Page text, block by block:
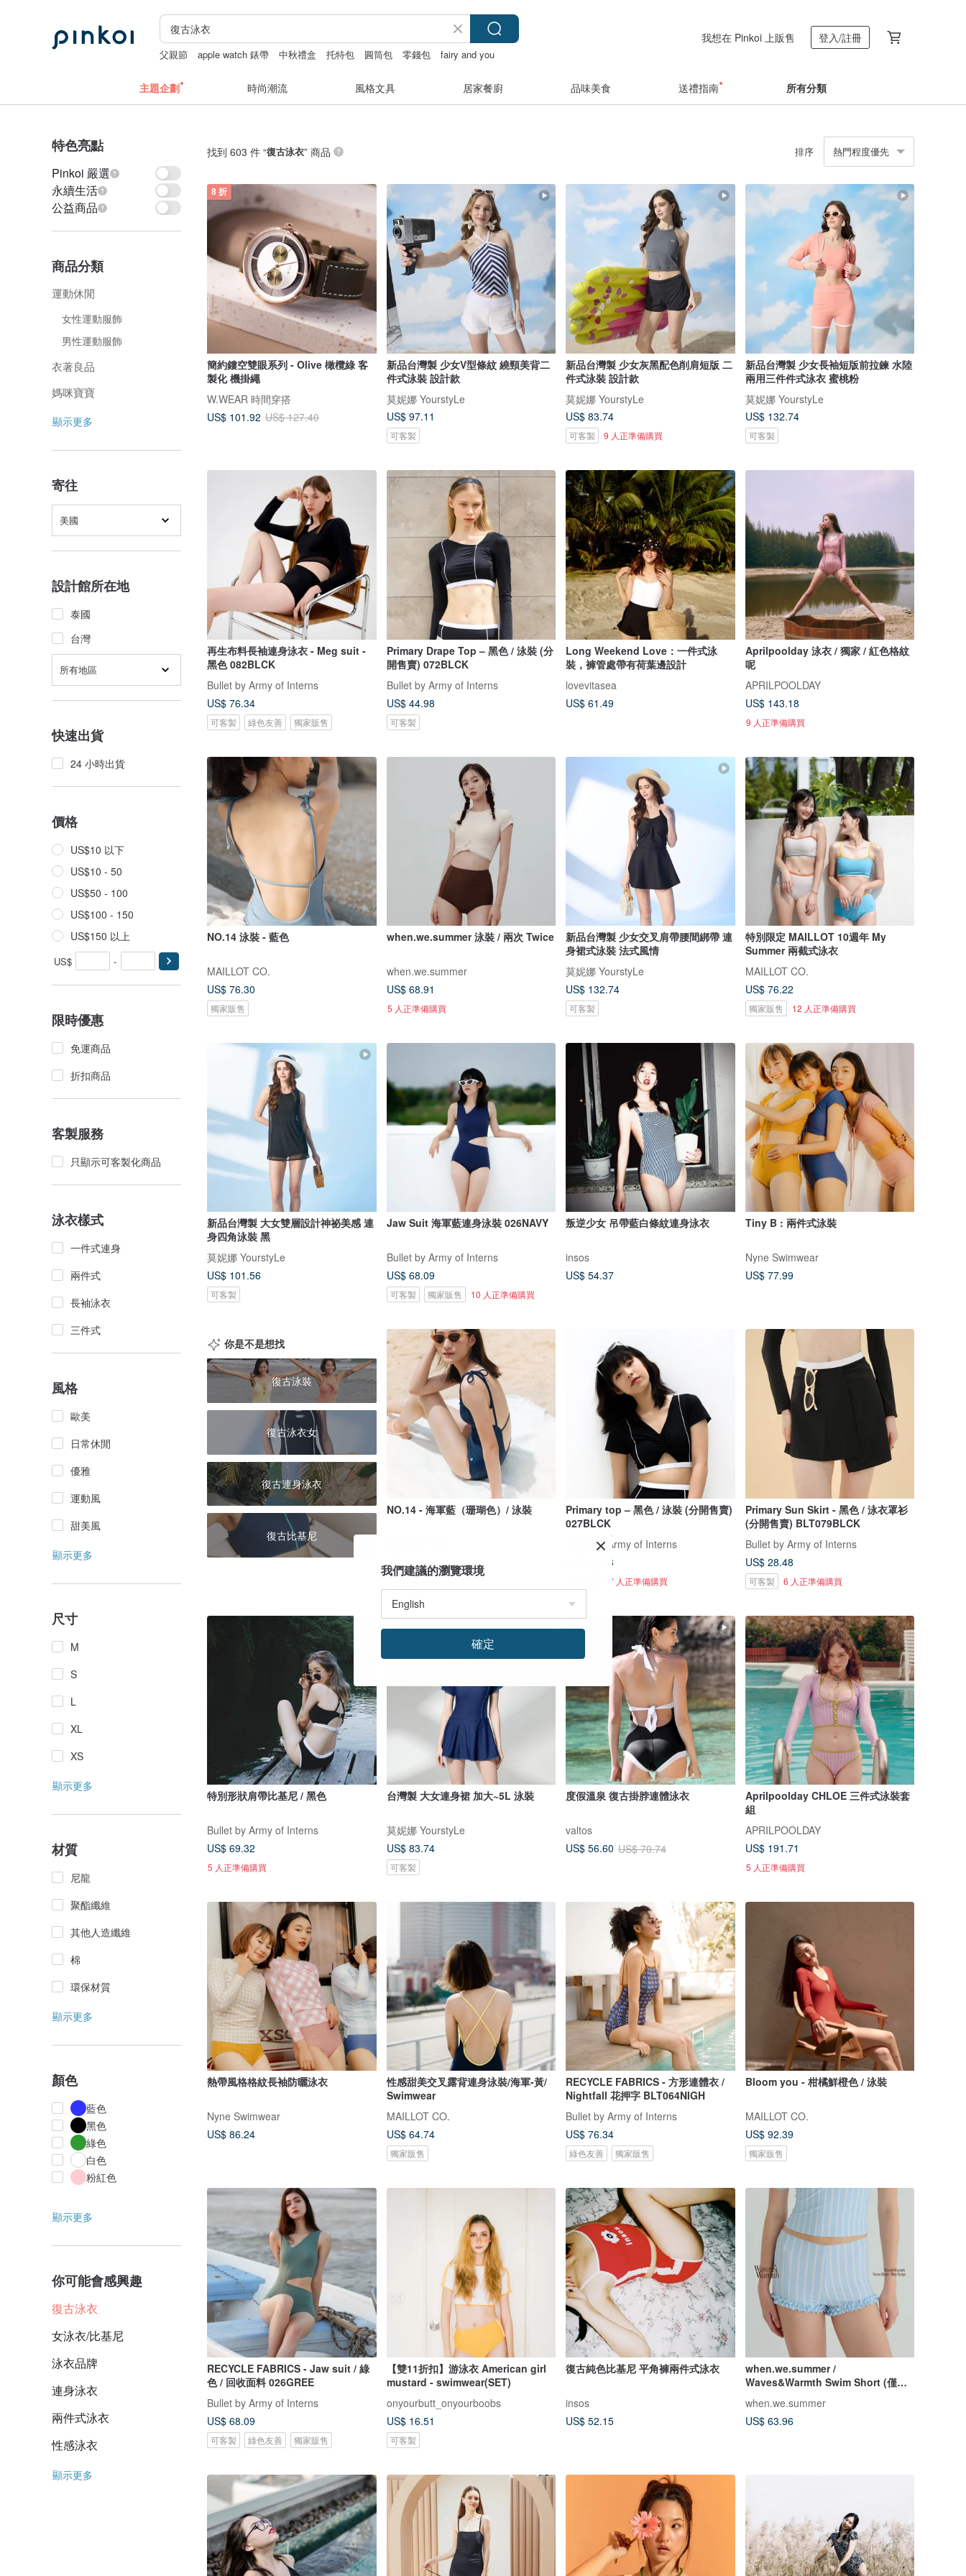
父親節 apple watch 錶帶 中秋禮盒 托特包 圓筒包 零錢包
fairy and you
我想在 Pinkoi 上販售 登入/註冊
主題企劃 時尚潮流 風格文具 居家餐廚 品味美食 送禮指南 所有分類
特色亮點
Pinkoi 嚴選
永續生活
公益商品
商品分類
運動休閒
女性運動服飾
男性運動服飾
衣著良品
媽咪寶寶
顯示更多
寄往
美國
設計館所在地
泰國
台灣
所有地區
快速出貨
24 小時出貨
價格
US$10 以下
US$10 - 50
US$50 - 100
US$100 - 150
US$150 以上
US$ -
限時優惠
免運商品
折扣商品
客製服務
只顯示可客製化商品
泳衣樣式
一件式連身
兩件式
長袖泳衣
三件式
風格
歐美
日常休閒
優雅
運動風
甜美風
顯示更多
尺寸
M
S
L
XL
XS
顯示更多
材質
尼龍
聚酯纖維
其他人造纖維
棉
環保材質
顯示更多
顏色
藍色
黑色
綠色
白色
粉紅色
顯示更多
你可能會感興趣
復古泳衣
女泳衣/比基尼
泳衣品牌
連身泳衣
兩件式泳衣
性感泳衣
顯示更多
找到 603 件 “復古泳衣” 商品 排序 熱門程度優先
8 折
簡約鏤空雙眼系列 - Olive 橄欖綠 客
製化 機掛繩
W.WEAR 時間穿搭
US$ 101.92 US$ 127.40
新品台灣製 少女V型條紋 繞頸美背二
件式泳裝 設計款
莫妮娜 YourstyLe
US$ 97.11
可客製
新品台灣製 少女灰黑配色削肩短版 二
件式泳裝 設計款
莫妮娜 YourstyLe
US$ 83.74
可客製 9 人正準備購買
新品台灣製 少女長袖短版前拉鍊 水陸
兩用三件件式泳衣 蜜桃粉
莫妮娜 YourstyLe
US$ 132.74
可客製
再生布料長袖連身泳衣 - Meg suit -
黑色 082BLCK
Bullet by Army of Interns
US$ 76.34
可客製 綠色友善 獨家販售
Primary Drape Top – 黑色 / 泳裝 (分
開售賣) 072BLCK
Bullet by Army of Interns
US$ 44.98
可客製
Long Weekend Love：一件式泳
裝，褲管處帶有荷葉邊設計
lovevitasea
US$ 61.49
Aprilpoolday 泳衣 / 獨家 / 紅色格紋
呢
APRILPOOLDAY
US$ 143.18
9 人正準備購買
NO.14 泳裝 - 藍色
MAILLOT CO.
US$ 76.30
獨家販售
when.we.summer 泳裝 / 兩次 Twice
when.we.summer
US$ 68.91
5 人正準備購買
新品台灣製 少女交叉肩帶腰間綁帶 連
身裙式泳裝 法式風情
莫妮娜 YourstyLe
US$ 132.74
可客製
特別限定 MAILLOT 10週年 My
Summer 兩截式泳衣
MAILLOT CO.
US$ 76.22
獨家販售 12 人正準備購買
新品台灣製 大女雙層設計神祕美感 連
身四角泳裝 黑
莫妮娜 YourstyLe
US$ 101.56
可客製
Jaw Suit 海軍藍連身泳裝 026NAVY
Bullet by Army of Interns
US$ 68.09
可客製 獨家販售 10 人正準備購買
叛逆少女 吊帶藍白條紋連身泳衣
insos
US$ 54.37
Tiny B : 兩件式泳裝
Nyne Swimwear
US$ 77.99
你是不是想找
復古泳裝
復古泳衣女
復古連身泳衣
復古比基尼
NO.14 - 海軍藍（珊瑚色）/ 泳裝
US$ 76.30
獨家販售
Primary top – 黑色 / 泳裝 (分開售賣)
027BLCK
Bullet by Army of Interns
US$ 36.73
17 人正準備購買
Primary Sun Skirt - 黑色 / 泳衣罩衫
(分開售賣) BLT079BLCK
Bullet by Army of Interns
US$ 28.48
可客製 6 人正準備購買
特別形狀肩帶比基尼 / 黑色
Bullet by Army of Interns
US$ 69.32
5 人正準備購買
台灣製 大女連身裙 加大~5L 泳裝
莫妮娜 YourstyLe
US$ 83.74
可客製
度假溫泉 復古掛脖連體泳衣
valtos
US$ 56.60 US$ 70.74
Aprilpoolday CHLOE 三件式泳裝套
組
APRILPOOLDAY
US$ 191.71
5 人正準備購買
熱帶風格格紋長袖防曬泳衣
Nyne Swimwear
US$ 86.24
性感甜美交叉露背連身泳裝/海軍-黃/
Swimwear
MAILLOT CO.
US$ 64.74
獨家販售
RECYCLE FABRICS - 方形連體衣 /
Nightfall 花押字 BLT064NIGH
Bullet by Army of Interns
US$ 76.34
綠色友善 獨家販售
Bloom you - 柑橘鮮橙色 / 泳裝
MAILLOT CO.
US$ 92.39
獨家販售
RECYCLE FABRICS - Jaw suit / 綠
色 / 回收面料 026GREE
Bullet by Army of Interns
US$ 68.09
可客製 綠色友善 獨家販售
【雙11折扣】游泳衣 American girl
mustard - swimwear(SET)
onyourbutt_onyourboobs
US$ 16.51
可客製
復古純色比基尼 平角褲兩件式泳衣
insos
US$ 52.15
when.we.summer /
Waves&Warmth Swim Short (僅褲
when.we.summer
US$ 63.96
我們建議的瀏覽環境
確定